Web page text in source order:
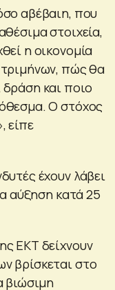
αβέβαιη, που
στοιχεία,
η οικονομία
πώς θα
δράση και ποιο
Ο στόχος
είπε
έχουν λάβει
αύξηση κατά 25
ΕΚΤ δείχνουν
βρίσκεται στο
βιώσιμη